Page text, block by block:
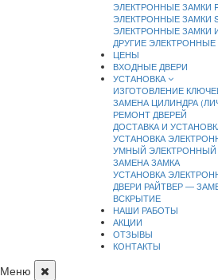
ЭЛЕКТРОННЫЕ ЗАМКИ
ЭЛЕКТРОННЫЕ ЗАМКИ
ЭЛЕКТРОННЫЕ ЗАМКИ
ДРУГИЕ ЭЛЕКТРОННЫЕ
ЦЕНЫ
ВХОДНЫЕ ДВЕРИ
УСТАНОВКА
ИЗГОТОВЛЕНИЕ
ЗАМЕНА ЦИЛИНДРА
РЕМОНТ ДВЕРЕЙ
ДОСТАВКА И
УСТАНОВКА
УМНЫЙ ЭЛЕКТРОННЫЙ
ЗАМЕНА ЗАМКА
УСТАНОВКА
ДВЕРИ РАЙТВЕР —
ВСКРЫТИЕ
НАШИ РАБОТЫ
АКЦИИ
ОТЗЫВЫ
КОНТАКТЫ
Меню